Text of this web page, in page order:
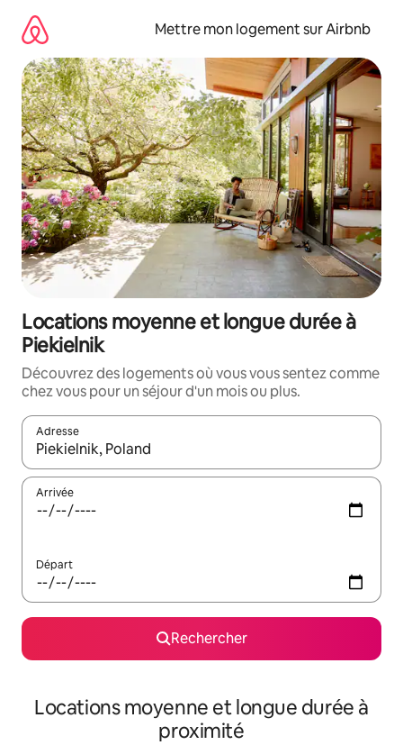
directement
contenu
Mettre mon logement sur Airbnb
Locations moyenne et longue durée à
Piekielnik
Découvrez des logements où vous vous sentez comme
chez vous pour un séjour d'un mois ou plus.
Adresse
Lorsque les résultats s'affichent, utilisez les flèches vers le
Arrivée
Départ
Rechercher
Locations moyenne et longue durée à
proximité